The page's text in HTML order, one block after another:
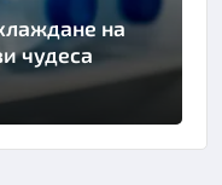
на
чудеса